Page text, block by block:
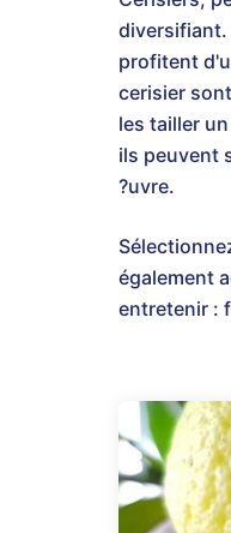
diversifiant.
profitent
cerisier
les tailler
ils peuvent
?uvre.
également
entretenir :